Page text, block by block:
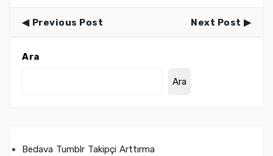
Previous Post Next Post
Ara
Ara
Bedava Tumblr Takipçi Arttırma